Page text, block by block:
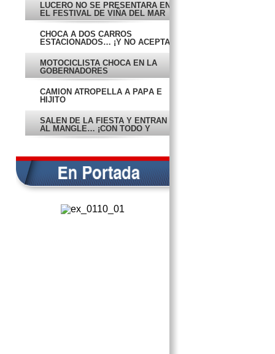
LUCERO NO SE PRESENTARÁ EN
EL FESTIVAL DE VIÑA DEL MAR
CHOCA A DOS CARROS
ESTACIONADOS… ¡Y NO ACEPTA
MOTOCICLISTA CHOCA EN LA
GOBERNADORES
CAMIÓN ATROPELLA A PAPÁ E
HIJITO
SALEN DE LA FIESTA Y ENTRAN
AL MANGLE… ¡CON TODO Y
CARRO!
MÉDICO ‘TU HOSPITAL’;
ARRANCA CONSTRUCCIÓN
BLOQUEAN CARRETERA
MÉRIDA-CAMPECHE
ACCIDENTE CARRETERO DEJA 5
MUERTOS